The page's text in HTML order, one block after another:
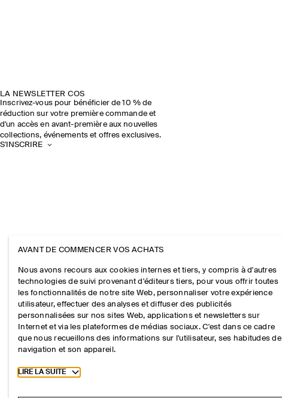
LA NEWSLETTER COS
Inscrivez-vous pour bénéficier de 10 % de
réduction sur votre première commande et
d'un accès en avant-première aux nouvelles
collections, événements et offres exclusives.
S'INSCRIRE
AVANT DE COMMENCER VOS ACHATS
Nous avons recours aux cookies internes et tiers, y compris à d'autres
technologies de suivi provenant d'éditeurs tiers, pour vous offrir toutes
les fonctionnalités de notre site Web, personnaliser votre expérience
utilisateur, effectuer des analyses et diffuser des publicités
personnalisées sur nos sites Web, applications et newsletters sur
Internet et via les plateformes de médias sociaux. C'est dans ce cadre
que nous recueillons des informations sur l'utilisateur, ses habitudes de
navigation et son appareil.
Toggle more cookie information
LIRE LA SUITE